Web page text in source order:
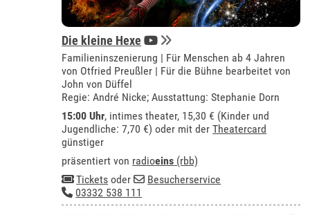
Die kleine Hexe
Familieninszenierung | Für Menschen ab 4 Jahren
von Otfried Preußler | Für die Bühne bearbeitet von
John von Düffel
Regie: André Nicke; Ausstattung: Stephanie Dorn
15:00 Uhr, intimes theater, 15,30 € (Kinder und
Jugendliche: 7,70 €) oder mit derTheatercard
günstiger
präsentiert von radioeins (rbb)
Tickets oder
Besucherservice
03332 538 111